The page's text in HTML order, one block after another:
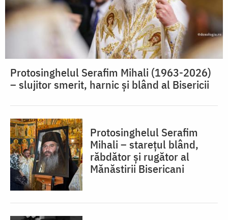
Protosinghelul Serafim Mihali (1963-2026)
– slujitor smerit, harnic și blând al Bisericii
Protosinghelul Serafim
Mihali – starețul blând,
răbdător și rugător al
Mănăstirii Bisericani